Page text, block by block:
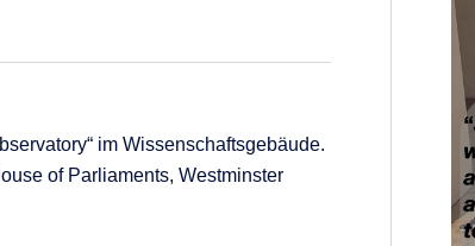
im Wissenschaftsgebäude.
of Parliaments, Westminster